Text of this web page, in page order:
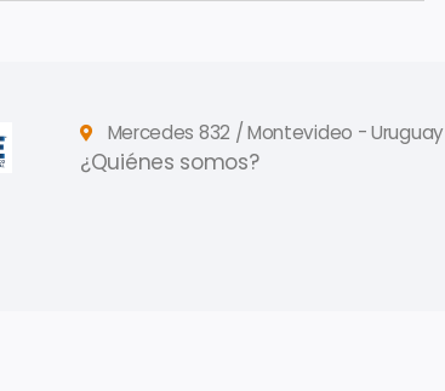
Mercedes 832 / Montevideo - Uruguay
¿Quiénes somos?